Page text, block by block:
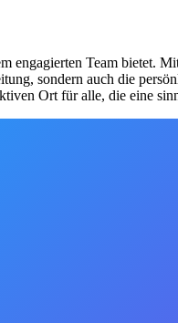
engagierten Team bietet.
sondern auch die
Ort für alle, die eine